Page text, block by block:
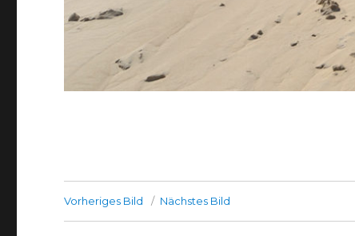
Vorheriges Bild Nächstes Bild